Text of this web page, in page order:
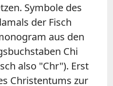
Symbole des
der Fisch
aus den
Chi
also "Chr"). Erst
Christentums zur